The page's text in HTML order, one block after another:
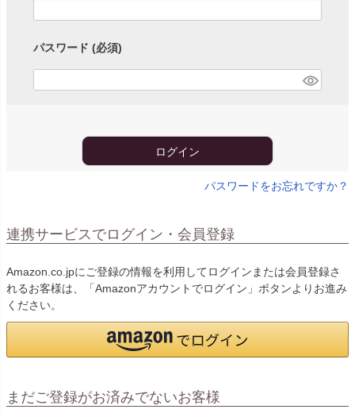
パスワード (必須)
ログイン
パスワードをお忘れですか？
連携サービスでログイン・会員登録
Amazon.co.jpにご登録の情報を利用してログインまたは会員登録さ
れるお客様は、「Amazonアカウントでログイン」ボタンよりお進み
ください。
まだご登録がお済みでないお客様